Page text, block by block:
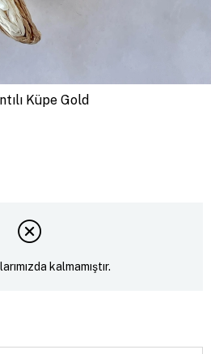
Küpe Gold
kalmamıştır.